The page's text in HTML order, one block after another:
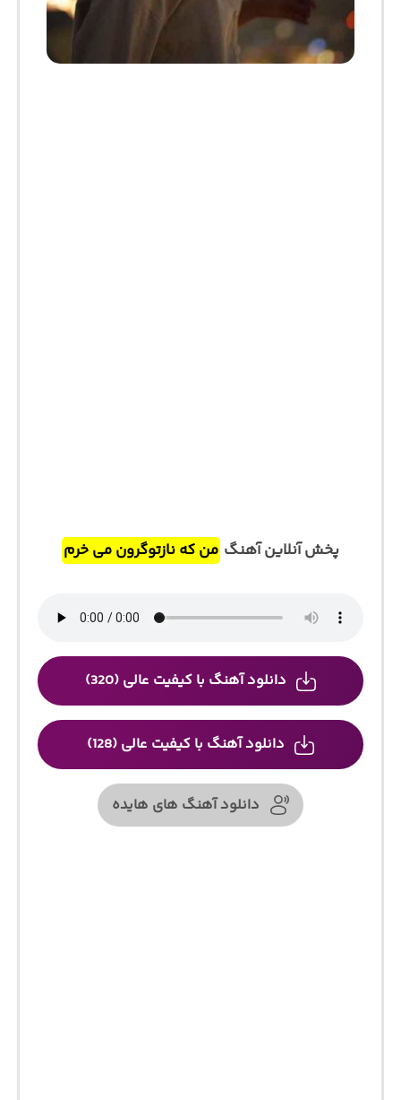
پخش آنلاین آهنگ من که نازتوگرون می خرم
دانلود آهنگ با کیفیت عالی (320)
دانلود آهنگ با کیفیت عالی (128)
دانلود آهنگ های هایده